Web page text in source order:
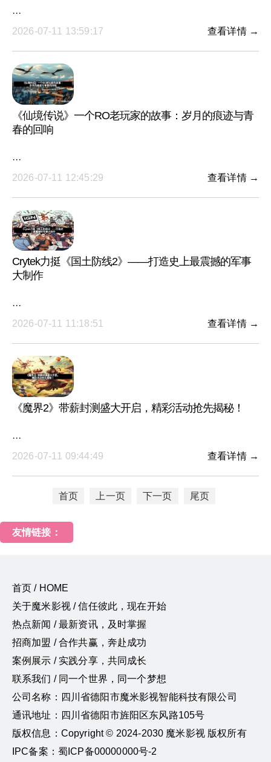
···
2026-07-11 13:59:17
查看详情 →
《仙境传说》一个RO老玩家的故事：岁月的痕迹与青
春的回响
···
2026-07-11 12:45:29
查看详情 →
Crytek力挺《国土防线2》——打造史上最震撼的军事
大制作
···
2026-07-11 11:18:51
查看详情 →
《魔界2》带薪封测盛大开启，精彩活动抢先揭秘！
···
2026-07-11 09:44:49
查看详情 →
首页 上一页 下一页 尾页
友情链接：
首页 / HOME
关于魔米影视 / 信任彼此，现在开始
热点新闻 / 最新资讯，及时掌握
招商加盟 / 合作共赢，奔赴成功
案例展示 / 实践分享，共同成长
联系我们 / 同一个世界，同一个梦想
公司名称：四川省德阳市魔米影视智能科技有限公司
通讯地址：四川省德阳市旌阳区东风路105号
版权信息：Copyright © 2024-2030 魔米影视 版权所有
IPC备案：蜀ICP备00000000号-2